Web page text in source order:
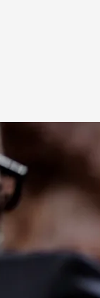
con Chester
2023 - 23:09h.
Ángel
con el partido
El invitado a